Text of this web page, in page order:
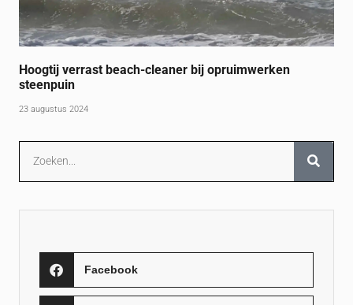
Hoogtij verrast beach-cleaner bij opruimwerken
steenpuin
23 augustus 2024
Facebook